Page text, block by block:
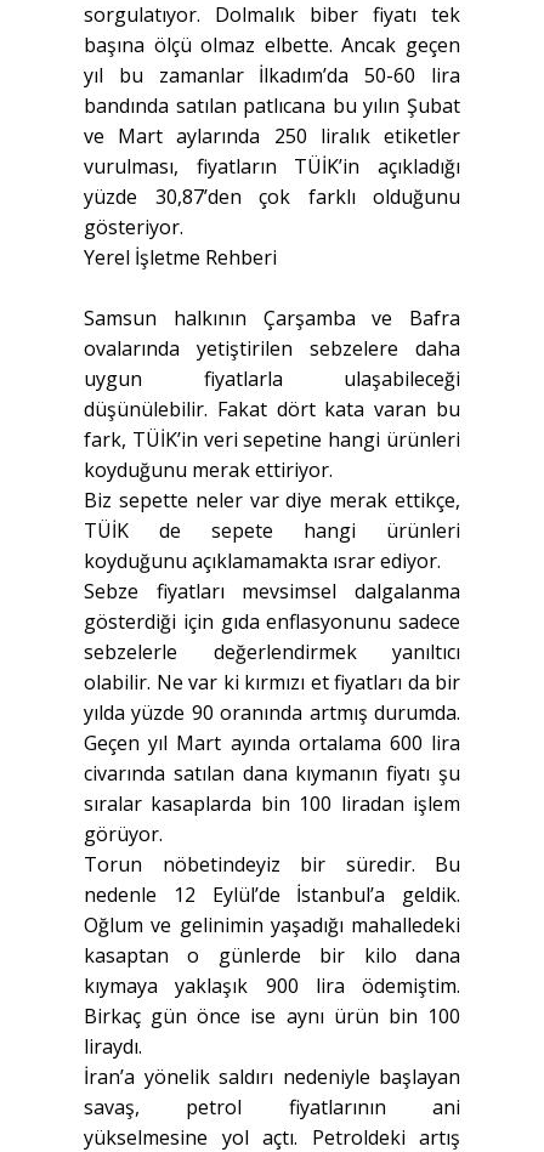
sorgulatıyor. Dolmalık biber fiyatı tek
başına ölçü olmaz elbette. Ancak geçen
yıl bu zamanlar İlkadım’da 50-60 lira
bandında satılan patlıcana bu yılın Şubat
ve Mart aylarında 250 liralık etiketler
vurulması, fiyatların TÜİK’in açıkladığı
yüzde 30,87’den çok farklı olduğunu
gösteriyor.
Yerel İşletme Rehberi
Samsun halkının Çarşamba ve Bafra
ovalarında yetiştirilen sebzelere daha
uygun fiyatlarla ulaşabileceği
düşünülebilir. Fakat dört kata varan bu
fark, TÜİK’in veri sepetine hangi ürünleri
koyduğunu merak ettiriyor.
Biz sepette neler var diye merak ettikçe,
TÜİK de sepete hangi ürünleri
koyduğunu açıklamamakta ısrar ediyor.
Sebze fiyatları mevsimsel dalgalanma
gösterdiği için gıda enflasyonunu sadece
sebzelerle değerlendirmek yanıltıcı
olabilir. Ne var ki kırmızı et fiyatları da bir
yılda yüzde 90 oranında artmış durumda.
Geçen yıl Mart ayında ortalama 600 lira
civarında satılan dana kıymanın fiyatı şu
sıralar kasaplarda bin 100 liradan işlem
görüyor.
Torun nöbetindeyiz bir süredir. Bu
nedenle 12 Eylül’de İstanbul’a geldik.
Oğlum ve gelinimin yaşadığı mahalledeki
kasaptan o günlerde bir kilo dana
kıymaya yaklaşık 900 lira ödemiştim.
Birkaç gün önce ise aynı ürün bin 100
liraydı.
İran’a yönelik saldırı nedeniyle başlayan
savaş, petrol fiyatlarının ani
yükselmesine yol açtı. Petroldeki artış